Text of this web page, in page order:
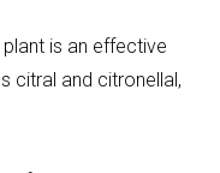
is an effective
citral and citronellal,